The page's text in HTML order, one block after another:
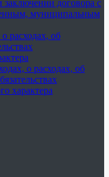
договора с
муниципальным
расходах, об
о расходах, об
характера